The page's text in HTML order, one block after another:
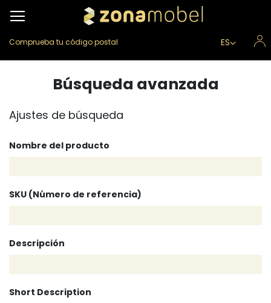
Comprueba tu código postal Lenguaje
ES
Búsqueda avanzada
Ajustes de búsqueda
Nombre del producto
SKU (Número de referencia)
Descripción
Short Description